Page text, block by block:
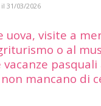
31/03/2026
uova, visite a
o al
mancano di